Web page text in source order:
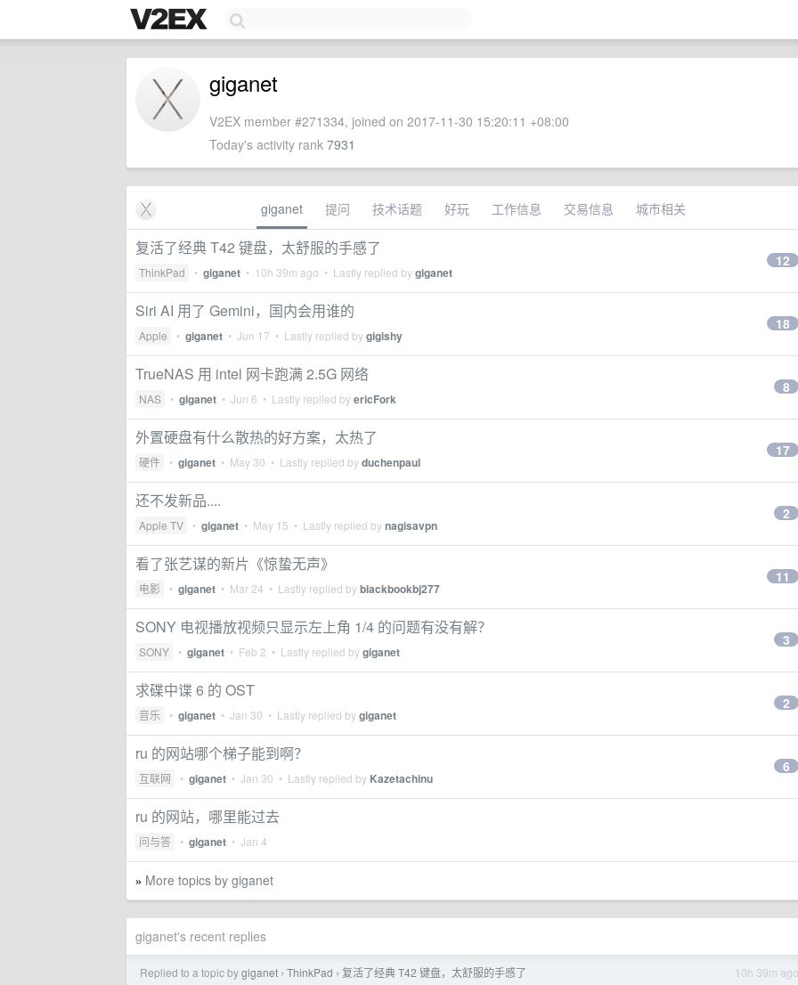
giganet
V2EX member #271334, joined on 2017-11-30 15:20:11 +08:00
Today's activity rank 7931
giganet 提问 技术话题 好玩 工作信息 交易信息 城市相关
复活了经典 T42 键盘，太舒服的手感了
ThinkPad • giganet • 10h 39m ago • Lastly replied bygiganet
12
Siri AI 用了 Gemini，国内会用谁的
Apple • giganet • Jun 17 • Lastly replied bygigishy
18
TrueNAS 用 intel 网卡跑满 2.5G 网络
NAS • giganet • Jun 6 • Lastly replied byericFork
8
外置硬盘有什么散热的好方案，太热了
硬件 • giganet • May 30 • Lastly replied byduchenpaul
17
还不发新品....
Apple TV • giganet • May 15 • Lastly replied bynagisavpn
2
看了张艺谋的新片《惊蛰无声》
电影 • giganet • Mar 24 • Lastly replied byblackbookbj277
11
SONY 电视播放视频只显示左上角 1/4 的问题有没有解？
SONY • giganet • Feb 2 • Lastly replied bygiganet
3
求碟中谍 6 的 OST
音乐 • giganet • Jan 30 • Lastly replied bygiganet
2
ru 的网站哪个梯子能到啊？
互联网 • giganet • Jan 30 • Lastly replied by Kazetachinu
6
ru 的网站，哪里能过去
问与答 • giganet • Jan 4
» More topics by giganet
giganet's recent replies
10h 39m ago
Replied to a topic bygiganet › ThinkPad › 复活了经典 T42 键盘，太舒服的手感了